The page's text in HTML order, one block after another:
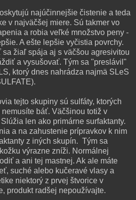
najúčinnejšie čistenie a teda
v najväčšej miere. Sú takmer vo
a robia veľké množstvo peny -
A ešte lepšie vyčistia povrchy.
žiaľ spája aj s väčšou agresivitou
a vysušovať. Tým sa "preslávil"
ktorý dnes nahrádza najmä SLeS
tejto skupiny sú sulfáty, ktorých
báť. Väčšinou totiž v
len ako primárne surfaktanty.
a na zahustenie prípravkov k nim
z iných skupín. Tým sa
výrazne zníži. Normálnej
a ani tej mastnej. Ak ale máte
suché alebo kučeravé vlasy a
niektorý z prvej štvorice v
produkt radšej nepoužívajte.